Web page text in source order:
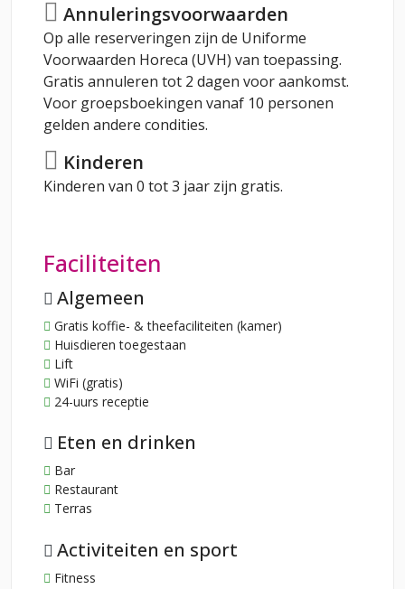
Annuleringsvoorwaarden
Op alle reserveringen zijn de Uniforme
Voorwaarden Horeca (UVH) van toepassing.
Gratis annuleren tot 2 dagen voor aankomst.
Voor groepsboekingen vanaf 10 personen
gelden andere condities.
Kinderen
Kinderen van 0 tot 3 jaar zijn gratis.
Faciliteiten
Algemeen
Gratis koffie- & theefaciliteiten (kamer)
Huisdieren toegestaan
Lift
WiFi (gratis)
24-uurs receptie
Eten en drinken
Bar
Restaurant
Terras
Activiteiten en sport
Fitness